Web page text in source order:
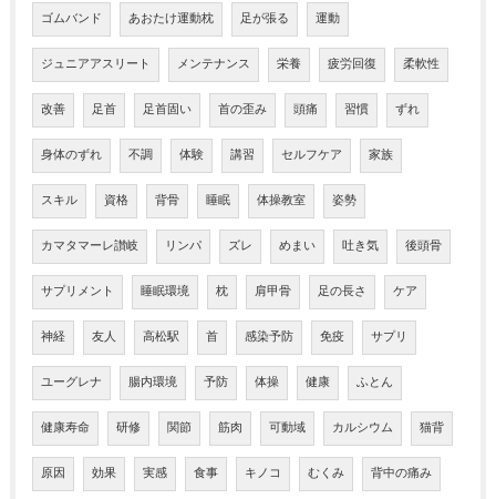
ゴムバンド あおたけ運動枕 足が張る 運動
ジュニアアスリート メンテナンス 栄養 疲労回復 柔軟性
改善 足首 足首固い 首の歪み 頭痛 習慣 ずれ
身体のずれ 不調 体験 講習 セルフケア 家族
スキル 資格 背骨 睡眠 体操教室 姿勢
カマタマーレ讃岐 リンパ ズレ めまい 吐き気 後頭骨
サプリメント 睡眠環境 枕 肩甲骨 足の長さ ケア
神経 友人 高松駅 首 感染予防 免疫 サプリ
ユーグレナ 腸内環境 予防 体操 健康 ふとん
健康寿命 研修 関節 筋肉 可動域 カルシウム 猫背
原因 効果 実感 食事 キノコ むくみ 背中の痛み